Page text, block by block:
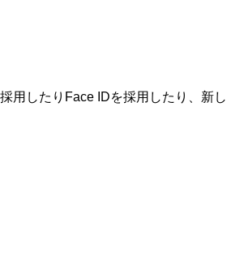
用したりFace IDを採用したり、新し